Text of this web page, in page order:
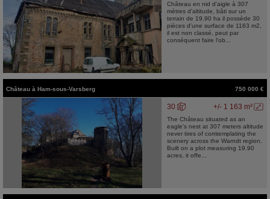
Château en nid d'aigle à 307
mètres d'altitude, bâti sur un
terrain de 19.90 ha il possède 30
pièces d'une surface de 1163 m2,
il est non classé, peut par
conséquent faire l'ob...
Château à Ham-sous-Varsberg 750 000 €
+/- 1 163 m²
30
The Château situated as an
eagle's nest at 307 meters altitude
never tires of comtemplating the
scenery across the Warndt region.
Built on a plot measuring 19.90
acres, it offe...